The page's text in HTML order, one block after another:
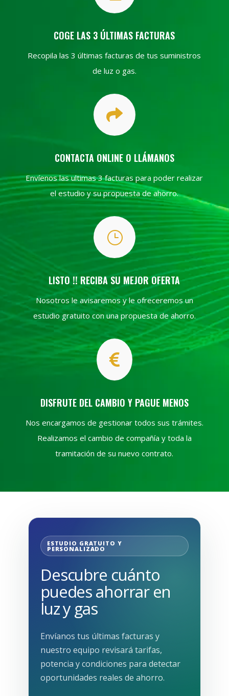
COGE LAS 3 ÚLTIMAS FACTURAS
Recopila las 3 últimas facturas de tus suministros
de luz o gas.

CONTACTA ONLINE O LLÁMANOS
Envíenos las ultimas 3 facturas para poder realizar
el estudio y su propuesta de ahorro.
}
LISTO !! RECIBA SU MEJOR OFERTA
Nosotros le avisaremos y le ofreceremos un
estudio gratuito con una propuesta de ahorro.

DISFRUTE DEL CAMBIO Y PAGUE MENOS
Nos encargamos de gestionar todos sus trámites.
Realizamos el cambio de compañía y toda la
tramitación de su nuevo contrato.
ESTUDIO GRATUITO Y
PERSONALIZADO
Descubre cuánto
puedes ahorrar en
luz y gas
Envíanos tus últimas facturas y
nuestro equipo revisará tarifas,
potencia y condiciones para detectar
oportunidades reales de ahorro.